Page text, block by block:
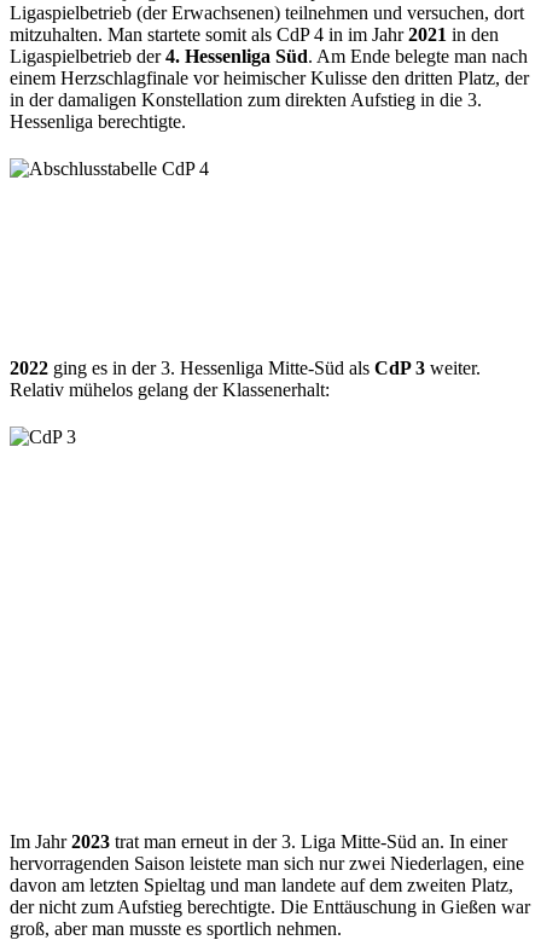
Ligaspielbetrieb (der Erwachsenen) teilnehmen und versuchen, dort
mitzuhalten. Man startete somit als CdP 4 in im Jahr2021 in den
Ligaspielbetrieb der4. Hessenliga Süd. Am Ende belegte man nach
einem Herzschlagfinale vor heimischer Kulisse den dritten Platz, der
in der damaligen Konstellation zum direkten Aufstieg in die 3.
Hessenliga berechtigte.
2022 ging es in der 3. Hessenliga Mitte-Süd als CdP 3 weiter.
Relativ mühelos gelang der Klassenerhalt:
Im Jahr2023 trat man erneut in der 3. Liga Mitte-Süd an. In einer
hervorragenden Saison leistete man sich nur zwei Niederlagen, eine
davon am letzten Spieltag und man landete auf dem zweiten Platz,
der nicht zum Aufstieg berechtigte. Die Enttäuschung in Gießen war
groß, aber man musste es sportlich nehmen.